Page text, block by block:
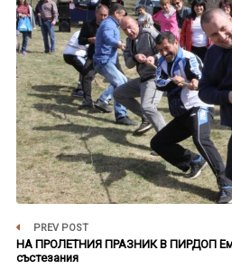
PREV POST
НА ПРОЛЕТНИЯ ПРАЗНИК В ПИРДОП
състезания